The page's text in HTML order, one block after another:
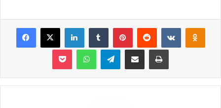
Facebook
X LinkedInTumblrPinterestReddit
PocketWhatsAppTelegram
Share via EmailPrint